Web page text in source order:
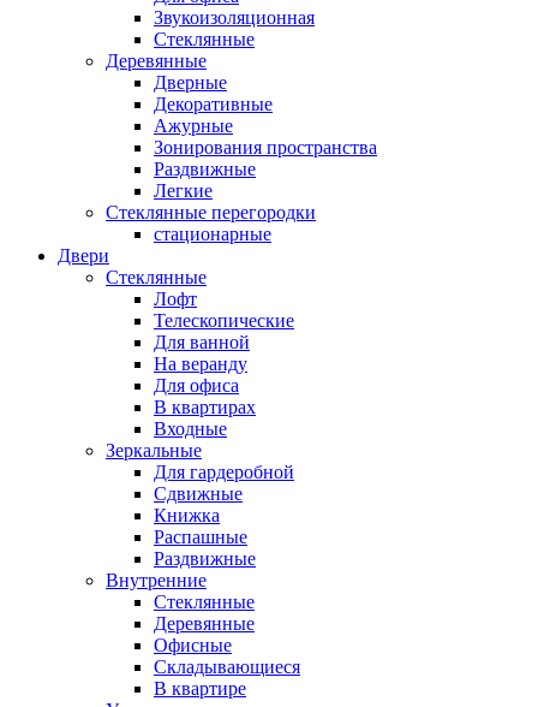
Звукоизоляционная
Стеклянные
Деревянные
Дверные
Декоративные
Ажурные
Зонирования пространства
Раздвижные
Легкие
Стеклянные перегородки
стационарные
Двери
Стеклянные
Лофт
Телескопические
Для ванной
На веранду
Для офиса
В квартирах
Входные
Зеркальные
Для гардеробной
Сдвижные
Книжка
Распашные
Раздвижные
Внутренние
Стеклянные
Деревянные
Офисные
Складывающиеся
В квартире